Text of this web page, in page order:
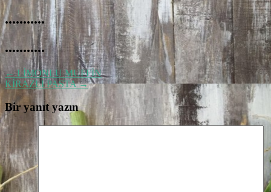
...........
...........
←LİMONLU MUFFİN
KİRAZLI PASTA→
Bir yanıt yazın